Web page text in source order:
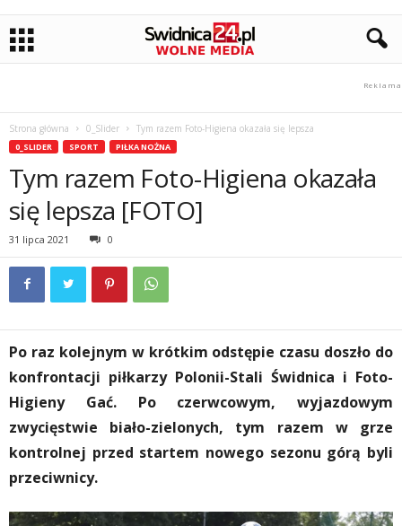
Strona główna 0_Slider Tym razem Foto-Higiena okazała się lepsza
0_SLIDER SPORT PIŁKA NOŻNA
Tym razem Foto-Higiena okazała
się lepsza [FOTO]
31 lipca 2021 0
Po raz kolejnym w krótkim odstępie czasu doszło do
konfrontacji piłkarzy Polonii-Stali Świdnica i Foto-
Higieny Gać. Po czerwcowym, wyjazdowym
zwycięstwie biało-zielonych, tym razem w grze
kontrolnej przed startem nowego sezonu górą byli
przeciwnicy.